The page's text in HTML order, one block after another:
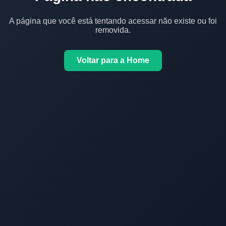
A página que você está tentando acessar não existe ou foi
removida.
Voltar para a Home